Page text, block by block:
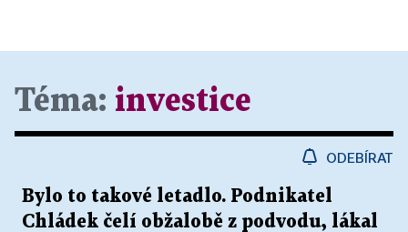
Téma: investice
ODEBÍRAT
Bylo to takové letadlo. Podnikatel
Chládek čelí obžalobě z podvodu, lákal